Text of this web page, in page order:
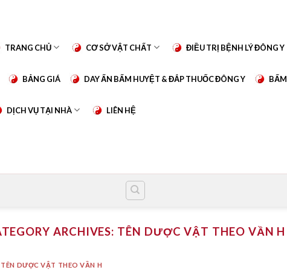
TRANG CHỦ CƠ SỞ VẬT CHẤT ĐIỀU TRỊ BỆNH LÝ ĐÔNG Y
BẢNG GIÁ DAY ẤN BẤM HUYỆT & ĐẮP THUỐC ĐÔNG Y
DỊCH VỤ TẠI NHÀ LIÊN HỆ
ARCHIVES: TÊN DƯỢC VẬT THEO VẦN H
TÊN DƯỢC VẬT THEO VẦN H